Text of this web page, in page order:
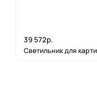
39 572р.
Светильник для